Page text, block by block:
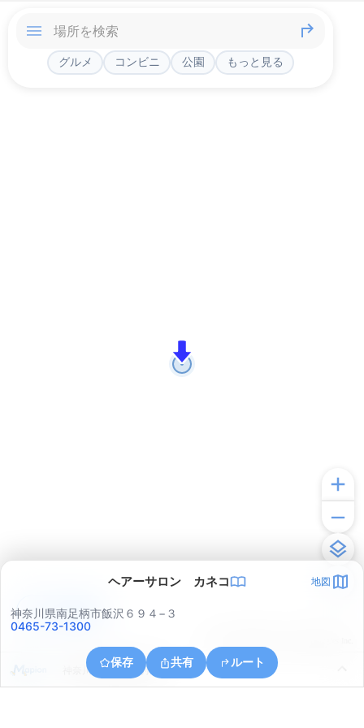
グルメ コンビニ 公園 もっと見る
ヘアーサロン カネコ 地図
神奈川県南足柄市飯沢６９４−３
0465-73-1300
保存 共有 ルート
神奈川県南足柄市狩野
アプリで見る